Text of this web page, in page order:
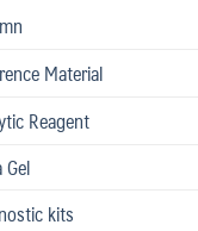
Material
Reagent
Gel
kits